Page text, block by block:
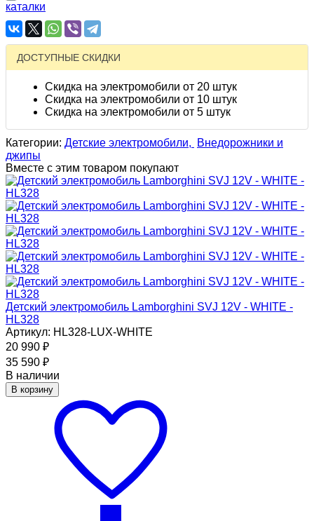
каталки
ДОСТУПНЫЕ СКИДКИ
Скидка на электромобили от 20 штук
Скидка на электромобили от 10 штук
Скидка на электромобили от 5 штук
Категории: Детские электромобили,
Внедорожники и
джипы
Вместе с этим товаром покупают
Детский электромобиль Lamborghini SVJ 12V - WHITE -
HL328
Артикул: HL328-LUX-WHITE
20 990 ₽
35 590 ₽
В наличии
В корзину